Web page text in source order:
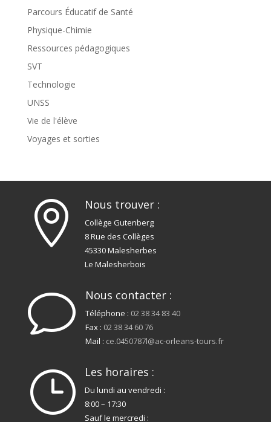
Parcours Éducatif de Santé
Physique-Chimie
Ressources pédagogiques
SVT
Technologie
UNSS
Vie de l'élève
Voyages et sorties
 Nous trouver :
Collège Gutenberg
8 Rue des Collèges
45330 Malesherbes
Le Malesherbois
v Nous contacter :
Téléphone : 02 38 34 83 40
Fax : 02 38 34 60 76
Mail : ce.0450787l@ac-orleans-tours.fr
} Les horaires :
Du lundi au vendredi :
8:00 – 17:30
Sauf le mercredi :